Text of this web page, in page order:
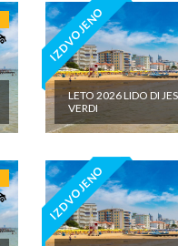
IZDVOJENO
LETO 2026 LIDO DI
VERDI
IZDVOJENO